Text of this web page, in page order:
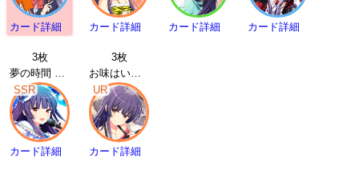
カード詳細 カード詳細 カード詳細 カード詳細
3枚
夢の時間 神楽坂砂夜 | SSR
SSR
カード詳細
3枚
お味はいかが？ 神楽坂砂夜 | UR
UR
カード詳細